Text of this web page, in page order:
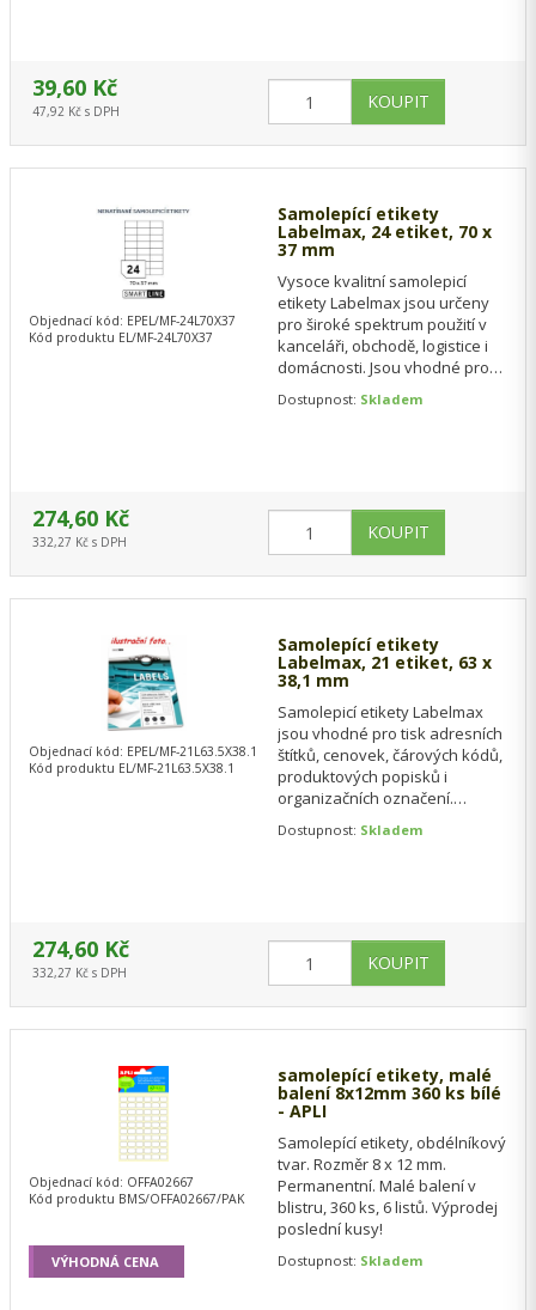
39,60 Kč
47,92 Kč s DPH
Samolepící etikety
Labelmax, 24 etiket, 70 x
37 mm
Vysoce kvalitní samolepicí
etikety Labelmax jsou určeny
pro široké spektrum použití v
kanceláři, obchodě, logistice i
domácnosti. Jsou vhodné pro
Dostupnost: Skladem
Objednací kód: EPEL/MF-24L70X37
Kód produktu EL/MF-24L70X37
274,60 Kč
332,27 Kč s DPH
Samolepící etikety
Labelmax, 21 etiket, 63 x
38,1 mm
Samolepicí etikety Labelmax
jsou vhodné pro tisk adresních
štítků, cenovek, čárových kódů,
produktových popisků i
organizačních označení.
dostatek…
Dostupnost: Skladem
Objednací kód: EPEL/MF-21L63.5X38.1
Kód produktu EL/MF-21L63.5X38.1
274,60 Kč
332,27 Kč s DPH
samolepící etikety, malé
balení 8x12mm 360 ks bílé
- APLI
Samolepící etikety, obdélníkový
tvar. Rozměr 8 x 12 mm.
Permanentní. Malé balení v
blistru, 360 ks, 6 listů. Výprodej
poslední kusy!
Dostupnost: Skladem
Objednací kód: OFFA02667
Kód produktu BMS/OFFA02667/PAK
VÝHODNÁ CENA